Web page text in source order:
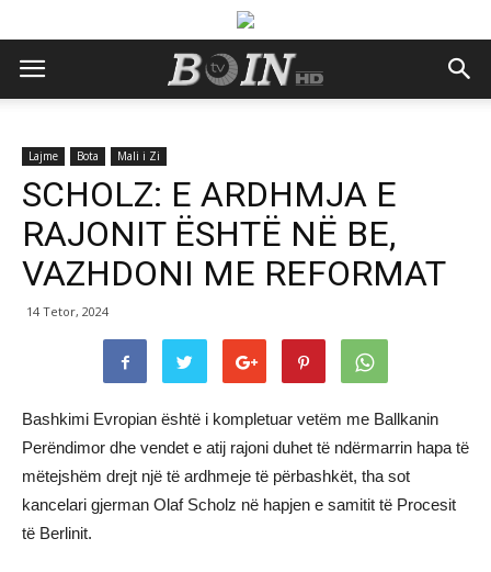
Lajme Bota Mali i Zi
SCHOLZ: E ARDHMJA E
RAJONIT ËSHTË NË BE,
VAZHDONI ME REFORMAT
14 Tetor, 2024
Bashkimi Evropian është i kompletuar vetëm me Ballkanin
Perëndimor dhe vendet e atij rajoni duhet të ndërmarrin hapa të
mëtejshëm drejt një të ardhmeje të përbashkët, tha sot
kancelari gjerman Olaf Scholz në hapjen e samitit të Procesit
të Berlinit.